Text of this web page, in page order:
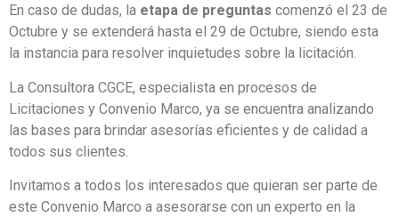
En caso de dudas, la etapa de preguntas comenzó el 23 de
Octubre y se extenderá hasta el 29 de Octubre, siendo esta
la instancia para resolver inquietudes sobre la licitación.
La Consultora CGCE, especialista en procesos de
Licitaciones y Convenio Marco, ya se encuentra analizando
las bases para brindar asesorías eficientes y de calidad a
todos sus clientes.
Invitamos a todos los interesados que quieran ser parte de
este Convenio Marco a asesorarse con un experto en la